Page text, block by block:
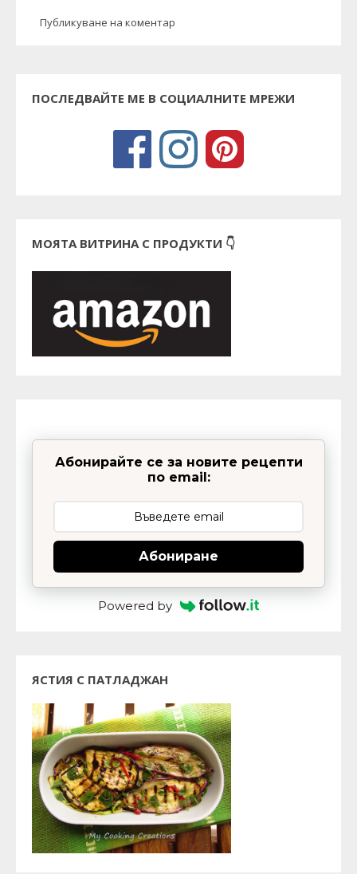
Публикуване на коментар
ПОСЛЕДВАЙТЕ МЕ В СОЦИАЛНИТЕ МРЕЖИ
МОЯТА ВИТРИНА С ПРОДУКТИ 👇
Абонирайте се за новите рецепти
по email:
Абониране
Powered by
ЯСТИЯ С ПАТЛАДЖАН